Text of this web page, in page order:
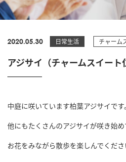
2020.05.30 日常生活 チャーム
アジサイ（チャームスイート
中庭に咲いています柏葉アジサイです。
他にもたくさんのアジサイが咲き始め
お花をみながら散歩を楽しんでくだ